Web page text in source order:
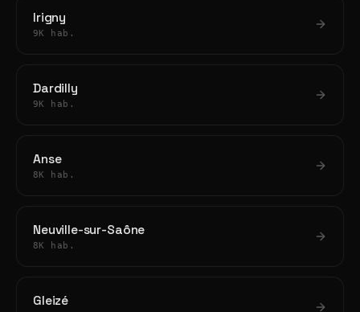
Irigny
9K hab.
Dardilly
9K hab.
Anse
8K hab.
Neuville-sur-Saône
8K hab.
Gleizé